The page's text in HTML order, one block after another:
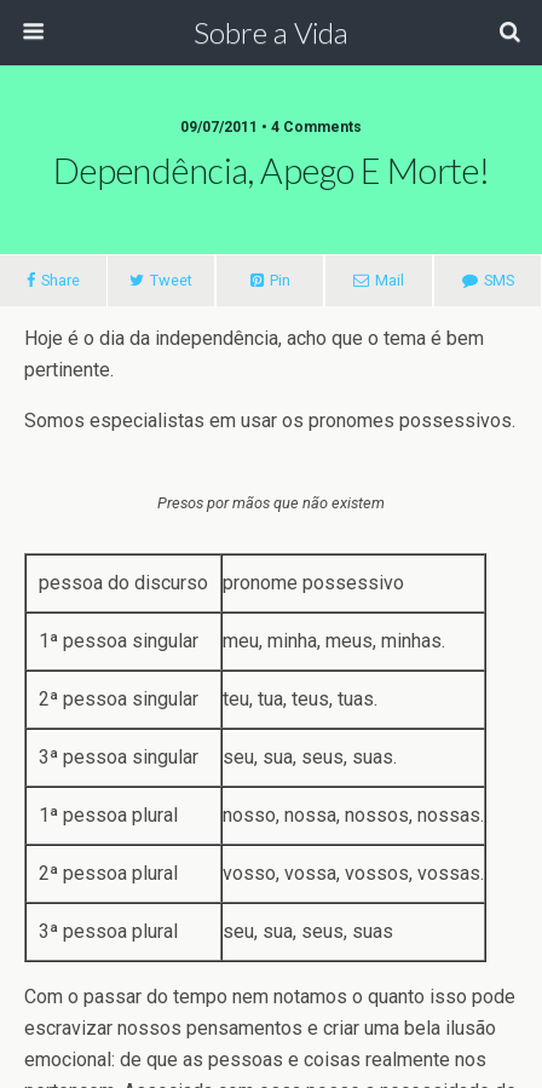
Sobre a Vida
09/07/2011 • 4 Comments
Dependência, Apego E Morte!
Share Tweet Pin Mail SMS
Hoje é o dia da independência, acho que o tema é bem
pertinente.
Somos especialistas em usar os pronomes possessivos.
Presos por mãos que não existem
pessoa do discurso pronome possessivo
1ª pessoa singular meu, minha, meus, minhas.
2ª pessoa singular teu, tua, teus, tuas.
3ª pessoa singular seu, sua, seus, suas.
1ª pessoa plural nosso, nossa, nossos, nossas.
2ª pessoa plural vosso, vossa, vossos, vossas.
3ª pessoa plural seu, sua, seus, suas
Com o passar do tempo nem notamos o quanto isso pode
escravizar nossos pensamentos e criar uma bela ilusão
emocional: de que as pessoas e coisas realmente nos